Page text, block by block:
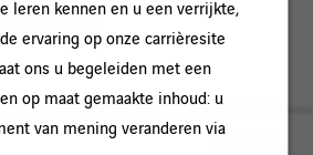
leren kennen en u een verrijkte,
ervaring op onze carrièresite
ons u begeleiden met een
op maat gemaakte inhoud: u
van mening veranderen via
MONTAGE